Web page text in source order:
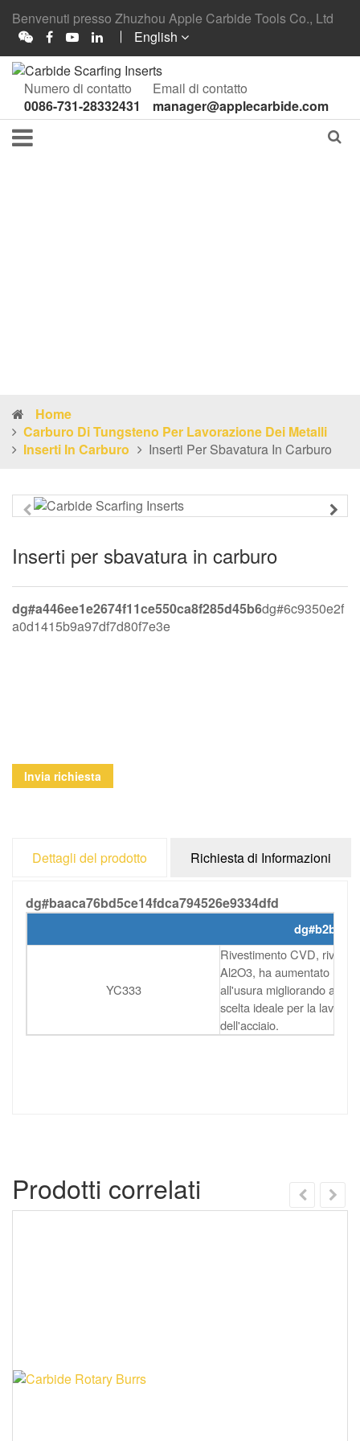
Benvenuti presso Zhuzhou Apple Carbide Tools Co., Ltd
English
Numero di contatto
0086-731-28332431
Email di contatto
manager@applecarbide.com
Home
Carburo Di Tungsteno Per Lavorazione Dei Metalli
Inserti In Carburo
Inserti Per Sbavatura In Carburo
Inserti per sbavatura in carburo
dg#a446ee1e2674f11ce550ca8f285d45b6dg#6c9350e2f
a0d1415b9a97df7d80f7e3e
Invia richiesta
Dettagli del prodotto Richiesta di Informazioni
dg#baaca76bd5ce14fdca794526e9334dfd
YC333
Rivestimento CVD,
Al2O3, ha aumentato
all'usura migliorando al
scelta ideale per la
dell'acciaio.
Prodotti correlati